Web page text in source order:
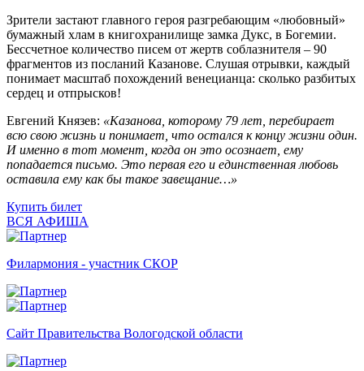
Зрители застают главного героя разгребающим «любовный»
бумажный хлам в книгохранилище замка Дукс, в Богемии.
Бессчетное количество писем от жертв соблазнителя – 90
фрагментов из посланий Казанове. Слушая отрывки, каждый
понимает масштаб похождений венецианца: сколько разбитых
сердец и отпрысков!
Евгений Князев: «Казанова, которому 79 лет, перебирает
всю свою жизнь и понимает, что остался к концу жизни один.
И именно в тот момент, когда он это осознает, ему
попадается письмо. Это первая его и единственная любовь
оставила ему как бы такое завещание…»
Купить билет
ВСЯ АФИША
Филармония - участник СКОР
Сайт Правительства Вологодской области